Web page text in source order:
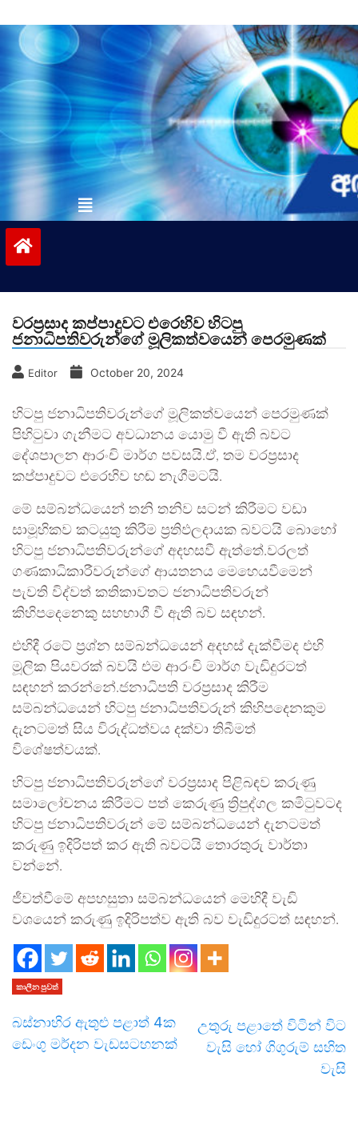
to
contentvinivida.lk
වරප්‍රසාද කප්පාදුවට එරෙහිව හිටපු
ජනාධිපතිවරුන්‌ගේ මූලිකත්වයෙන් පෙරමුණක්
Editor October 20, 2024
හිටපු ජනාධිපතිවරුන්‌ගේ මූලිකත්වයෙන් පෙරමුණක්
පිහිටුවා ගැනීමට අවධානය යොමු වී ඇති බවට
දේශපාලන ආරංචි මාර්ග පවසයි.ඒ, තම වරප්‍රසාද
කප්පාදුවට එරෙහිව හඬ නැගීමටයි.
මේ සම්බන්ධයෙන් තනි තනිව සටන් කිරීමට වඩා
සාමූහිකව කටයුතු කිරීම ප්‍රතිඵලදායක බවටයි බොහෝ
හිටපු ජනාධිපතිවරුන්ගේ අදහසවී ඇත්තේ.වරලත්
ගණකාධිකාරීවරුන්ගේ ආයතනය මෙහෙයවීමෙන්
පැවති විද්වත් කතිකාවතට ජනාධිපතිවරුන්
කිහිපදෙනෙකු සහභාගී වී ඇති බව සඳහන්.
එහිදී රටේ ප්‍රශ්න සම්බන්ධයෙන් අදහස් දැක්වීමද එහි
මූලික පියවරක් බවයි එම ආරංචි මාර්ග වැඩිදුරටත්
සඳහන් කරන්නේ.ජනාධිපති වරප්‍රසාද කිරීම
සම්බන්ධයෙන් හිටපු ජනාධිපතිවරුන් කිහිපදෙනකුම
දැනටමත් සිය විරුද්ධත්වය දක්වා තිබීමත්
විශේෂත්වයක්.
හිටපු ජනාධිපතිවරුන්ගේ වරප්‍රසාද පිළිබඳව කරුණු
සමාලෝචනය කිරීමට පත් කෙරුණු ත්‍රිපුද්ගල කමිටුවටද
හිටපු ජනාධිපතිවරුන් මේ සම්බන්ධයෙන් දැනටමත්
කරුණු ඉදිරිපත් කර ඇති බවටයි තොරතුරු වාර්තා
වන්නේ.
ජීවත්වීමේ අපහසුතා සම්බන්ධයෙන් මෙහිදී වැඩි
වශයෙන් කරුණු ඉදිරිපත්ව ඇති බව වැඩිදුරටත් සඳහන්.
කාලීන පුවත්
බස්නාහිර ඇතුළු පළාත් 4ක
ඩෙංගු මර්දන වැඩසටහනක්
උතුරු පළාතේ විටින් විට
වැසි හෝ ගිගුරුම් සහිත
වැසි